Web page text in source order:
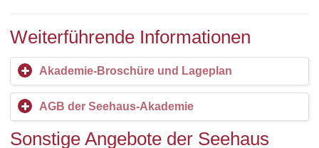
Weiterführende Informationen
Akademie-Broschüre und Lageplan
AGB der Seehaus-Akademie
Sonstige Angebote der Seehaus